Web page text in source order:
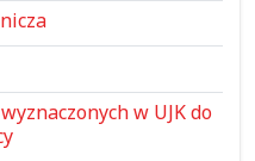
w UJK do